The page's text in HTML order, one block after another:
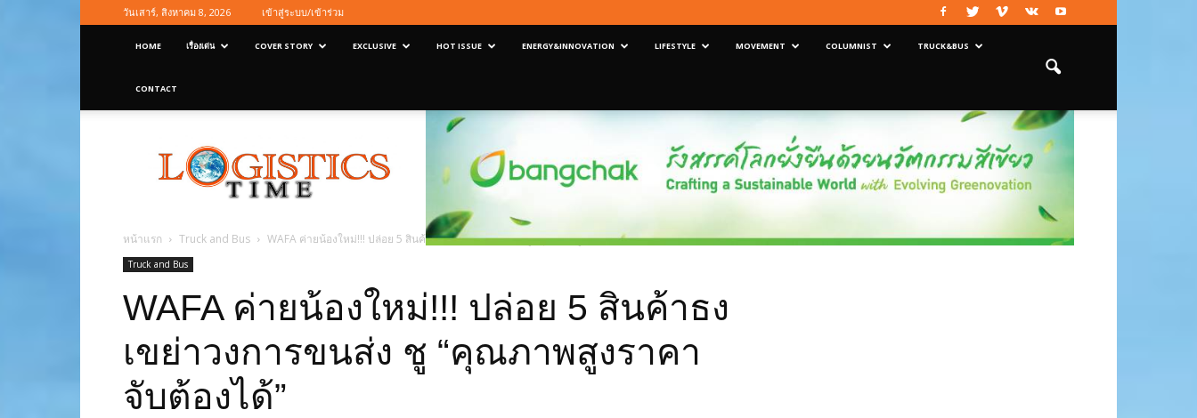
วันเสาร์, สิงหาคม 8, 2026 เข้าสู่ระบบ/เข้าร่วม
HOME เรื่องเด่น COVER STORY EXCLUSIVE HOT ISSUE ENERGY&INNOVATION LIFESTYLE MOVEMENT COLUMNIST TRUCK&BUS
CONTACT
Magazine
หน้าแรก Truck and Bus WAFA ค่ายน้องใหม่!!! ปล่อย 5 สินค้าธงเขย่าวงการขนส่ง ชู “คุณภาพสูงราคาจับต้องได้”
Truck and Bus
WAFA ค่ายน้องใหม่!!! ปล่อย 5 สินค้าธง
เขย่าวงการขนส่ง ชู “คุณภาพสูงราคา
จับต้องได้”